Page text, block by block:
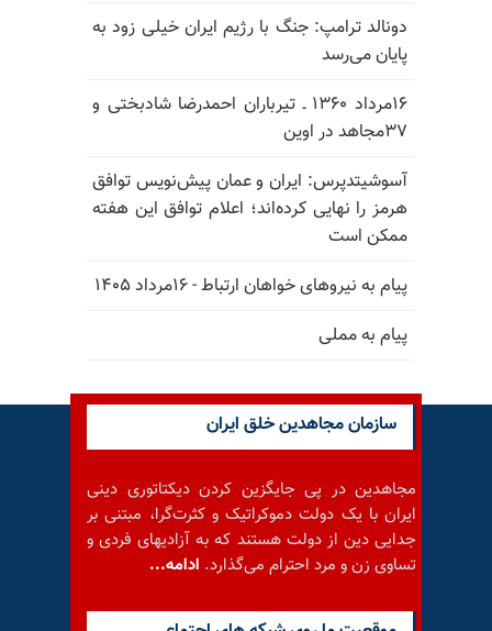
دونالد ترامپ: جنگ با رژیم ایران خیلی زود به
پایان می‌رسد
۱۶مرداد ۱۳۶۰ ـ تیرباران احمدرضا شادبختی و
۳۷مجاهد در اوین
آسوشیتدپرس: ایران و عمان پیش‌نویس توافق
هرمز را نهایی کرده‌اند؛ اعلام توافق این هفته
ممکن است
پیام به نیروهای خواهان ارتباط - ۱۶مرداد ۱۴۰۵
پیام به مملی
سازمان مجاهدین خلق ایران
مجاهدین در پی جایگزین کردن دیکتاتوری دینی
ایران با یک دولت دموکراتیک و کثرت‌گرا، مبتنی بر
جدایی دین از دولت هستند که به آزادیهای فردی و
تساوی زن و مرد احترام می‌گذارد. ادامه...